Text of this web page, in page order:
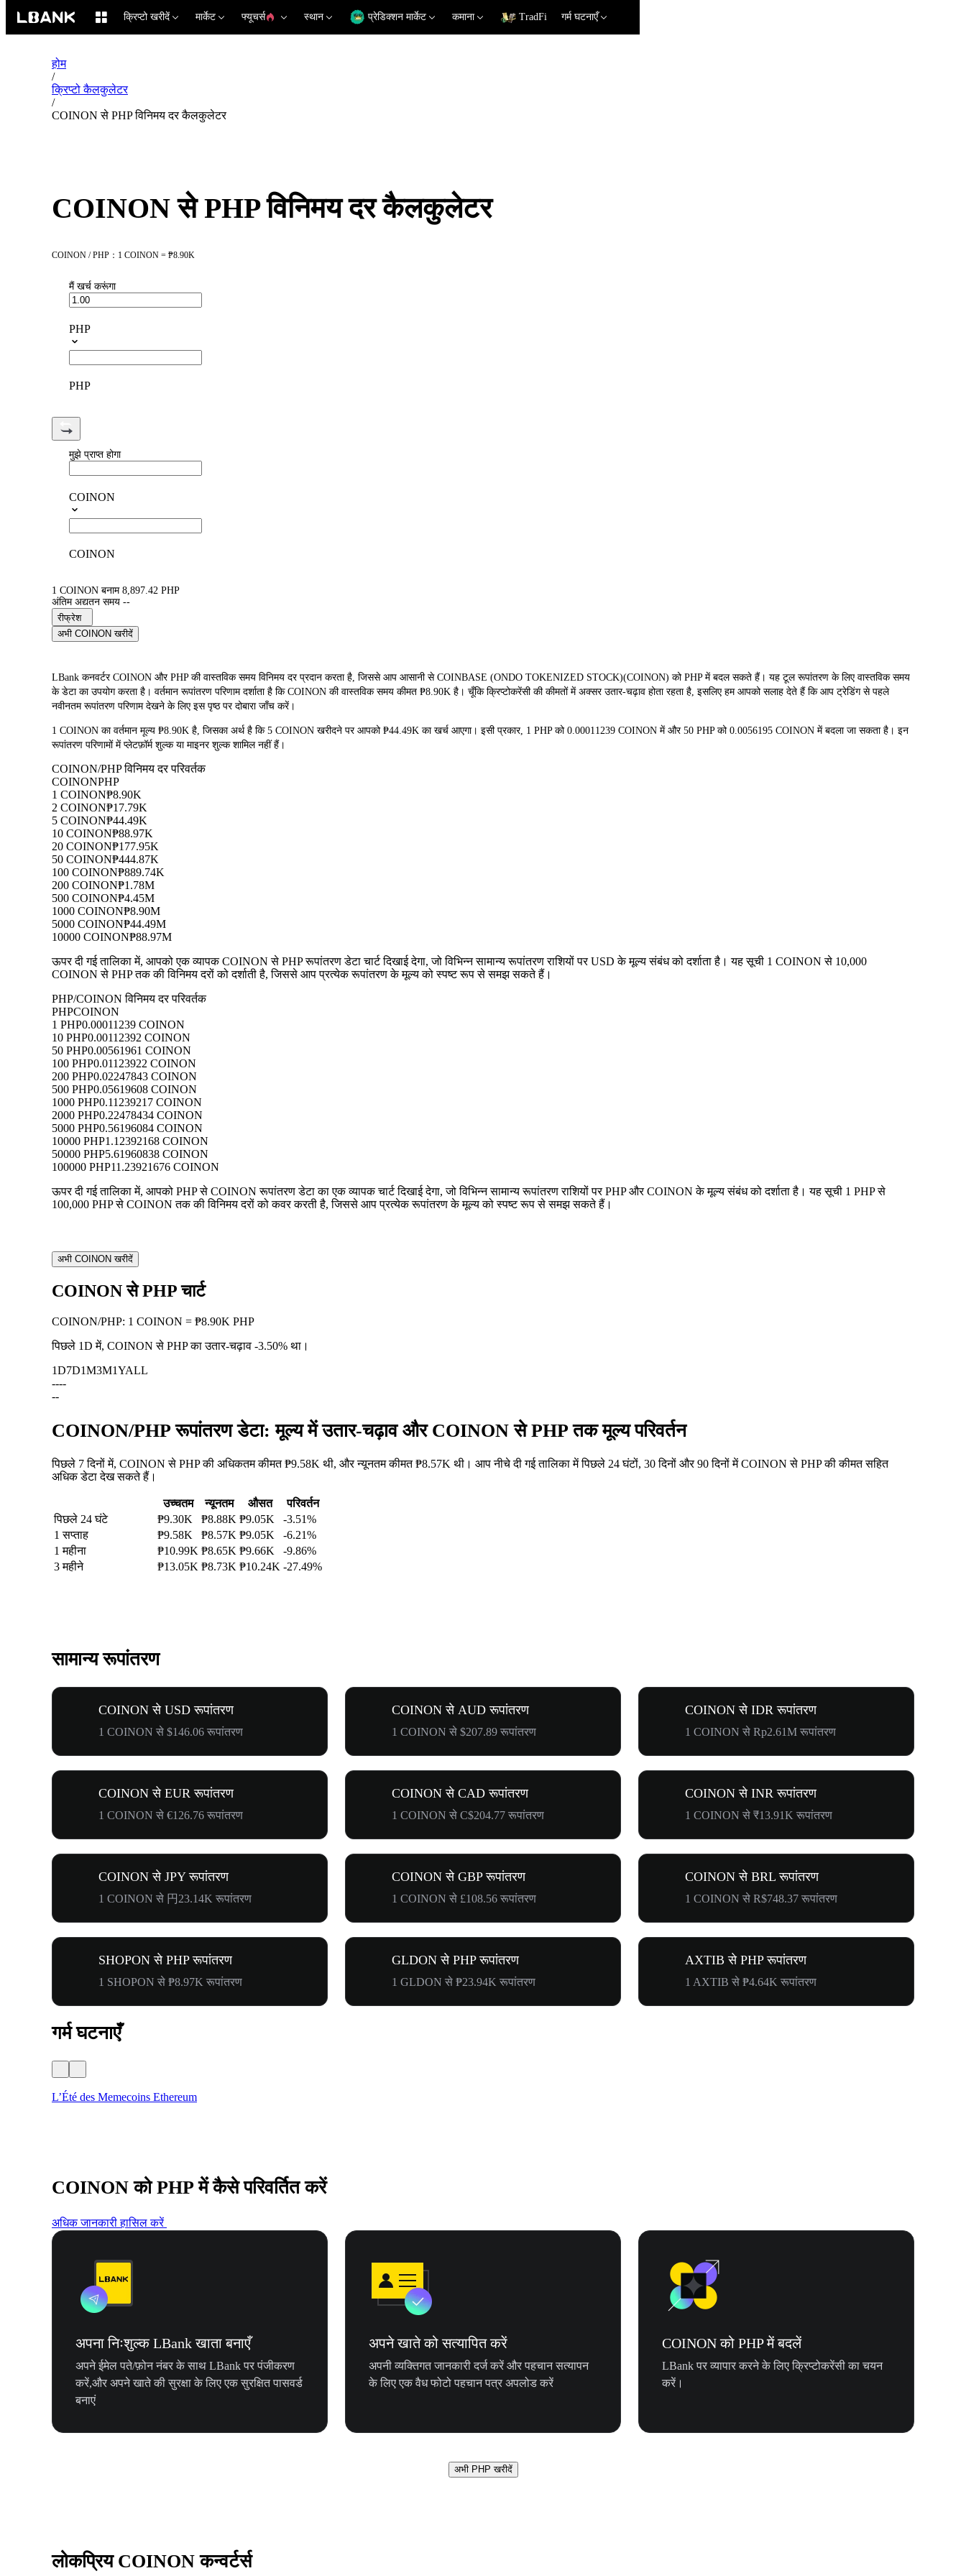
क्रिप्टो खरीदें मार्केट फ्यूचर्स स्थान प्रेडिक्शन मार्केट कमाना TradFi गर्म घटनाएँ
होम
/
क्रिप्टो कैलकुलेटर
/
COINON से PHP विनिमय दर कैलकुलेटर
COINON से PHP विनिमय दर कैलकुलेटर
COINON / PHP：1 COINON = ₱8.90K
मैं खर्च करूंगा
PHP
PHP
मुझे प्राप्त होगा
COINON
COINON
1 COINON बनाम 8,897.42 PHP
अंतिम अद्यतन समय --
रीफ्रेश
अभी COINON खरीदें
LBank कनवर्टर COINON और PHP की वास्तविक समय विनिमय दर प्रदान करता है, जिससे आप आसानी से COINBASE (ONDO TOKENIZED STOCK)(COINON) को PHP में बदल सकते हैं। यह टूल रूपांतरण के लिए वास्तविक समय
के डेटा का उपयोग करता है। वर्तमान रूपांतरण परिणाम दर्शाता है कि COINON की वास्तविक समय कीमत ₱8.90K है। चूँकि क्रिप्टोकरेंसी की कीमतों में अक्सर उतार-चढ़ाव होता रहता है, इसलिए हम आपको सलाह देते हैं कि आप ट्रेडिंग से पहले
नवीनतम रूपांतरण परिणाम देखने के लिए इस पृष्ठ पर दोबारा जाँच करें।
1 COINON का वर्तमान मूल्य ₱8.90K है, जिसका अर्थ है कि 5 COINON खरीदने पर आपको ₱44.49K का खर्च आएगा। इसी प्रकार, 1 PHP को 0.00011239 COINON में और 50 PHP को 0.0056195 COINON में बदला जा सकता है। इन
रूपांतरण परिणामों में प्लेटफ़ॉर्म शुल्क या माइनर शुल्क शामिल नहीं हैं।
COINON/PHP विनिमय दर परिवर्तक
COINONPHP
1 COINON₱8.90K
2 COINON₱17.79K
5 COINON₱44.49K
10 COINON₱88.97K
20 COINON₱177.95K
50 COINON₱444.87K
100 COINON₱889.74K
200 COINON₱1.78M
500 COINON₱4.45M
1000 COINON₱8.90M
5000 COINON₱44.49M
10000 COINON₱88.97M
ऊपर दी गई तालिका में, आपको एक व्यापक COINON से PHP रूपांतरण डेटा चार्ट दिखाई देगा, जो विभिन्न सामान्य रूपांतरण राशियों पर USD के मूल्य संबंध को दर्शाता है। यह सूची 1 COINON से 10,000
COINON से PHP तक की विनिमय दरों को दर्शाती है, जिससे आप प्रत्येक रूपांतरण के मूल्य को स्पष्ट रूप से समझ सकते हैं।
PHP/COINON विनिमय दर परिवर्तक
PHPCOINON
1 PHP0.00011239 COINON
10 PHP0.00112392 COINON
50 PHP0.00561961 COINON
100 PHP0.01123922 COINON
200 PHP0.02247843 COINON
500 PHP0.05619608 COINON
1000 PHP0.11239217 COINON
2000 PHP0.22478434 COINON
5000 PHP0.56196084 COINON
10000 PHP1.12392168 COINON
50000 PHP5.61960838 COINON
100000 PHP11.23921676 COINON
ऊपर दी गई तालिका में, आपको PHP से COINON रूपांतरण डेटा का एक व्यापक चार्ट दिखाई देगा, जो विभिन्न सामान्य रूपांतरण राशियों पर PHP और COINON के मूल्य संबंध को दर्शाता है। यह सूची 1 PHP से
100,000 PHP से COINON तक की विनिमय दरों को कवर करती है, जिससे आप प्रत्येक रूपांतरण के मूल्य को स्पष्ट रूप से समझ सकते हैं।
अभी COINON खरीदें
COINON से PHP चार्ट
COINON/PHP: 1 COINON = ₱8.90K PHP
पिछले 1D में, COINON से PHP का उतार-चढ़ाव -3.50% था।
1D7D1M3M1YALL
----
--
COINON/PHP रूपांतरण डेटा: मूल्य में उतार-चढ़ाव और COINON से PHP तक मूल्य परिवर्तन
पिछले 7 दिनों में, COINON से PHP की अधिकतम कीमत ₱9.58K थी, और न्यूनतम कीमत ₱8.57K थी। आप नीचे दी गई तालिका में पिछले 24 घंटों, 30 दिनों और 90 दिनों में COINON से PHP की कीमत सहित
अधिक डेटा देख सकते हैं।
उच्चतम न्यूनतम औसत
परिवर्तन
पिछले 24 घंटे
₱9.30K ₱8.88K ₱9.05K
-3.51%
1 सप्ताह
₱9.58K ₱8.57K ₱9.05K
-6.21%
1 महीना
₱10.99K ₱8.65K ₱9.66K
-9.86%
3 महीने
₱13.05K ₱8.73K ₱10.24K -27.49%
सामान्य रूपांतरण
COINON से USD रूपांतरण
1 COINON से $146.06 रूपांतरण
COINON से AUD रूपांतरण
1 COINON से $207.89 रूपांतरण
COINON से IDR रूपांतरण
1 COINON से Rp2.61M रूपांतरण
COINON से EUR रूपांतरण
1 COINON से €126.76 रूपांतरण
COINON से CAD रूपांतरण
1 COINON से C$204.77 रूपांतरण
COINON से INR रूपांतरण
1 COINON से ₹13.91K रूपांतरण
COINON से JPY रूपांतरण
1 COINON से 円23.14K रूपांतरण
COINON से GBP रूपांतरण
1 COINON से £108.56 रूपांतरण
COINON से BRL रूपांतरण
1 COINON से R$748.37 रूपांतरण
SHOPON से PHP रूपांतरण
1 SHOPON से ₱8.97K रूपांतरण
GLDON से PHP रूपांतरण
1 GLDON से ₱23.94K रूपांतरण
AXTIB से PHP रूपांतरण
1 AXTIB से ₱4.64K रूपांतरण
गर्म घटनाएँ
L’Été des Memecoins Ethereum
COINON को PHP में कैसे परिवर्तित करें
अधिक जानकारी हासिल करें
अपना निःशुल्क LBank खाता बनाएँ
अपने ईमेल पते/फ़ोन नंबर के साथ LBank पर पंजीकरण
करें,और अपने खाते की सुरक्षा के लिए एक सुरक्षित पासवर्ड
बनाएं
अपने खाते को सत्यापित करें
अपनी व्यक्तिगत जानकारी दर्ज करें और पहचान सत्यापन
के लिए एक वैध फोटो पहचान पत्र अपलोड करें
COINON को PHP में बदलें
LBank पर व्यापार करने के लिए क्रिप्टोकरेंसी का चयन
करें।
अभी PHP खरीदें
लोकप्रिय COINON कन्वर्टर्स